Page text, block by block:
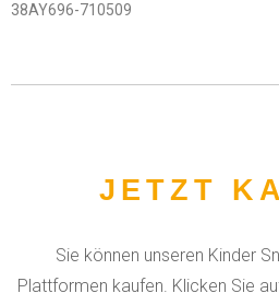
38AY696-710509
JETZT
Sie können unseren Kinder
Plattformen kaufen. Klicken Sie